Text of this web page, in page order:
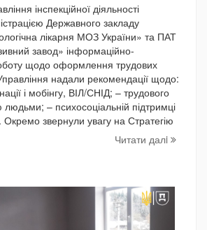
інспекційної діяльності
Державного закладу
лікарня МОЗ України» та ПАТ
завод» інформаційно-
щодо оформлення трудових
надали рекомендації щодо:
і мобінгу, ВІЛ/СНІД; – трудового
людьми; – психосоціальній підтримці
Окремо звернули увагу на Стратегію
Читати далi